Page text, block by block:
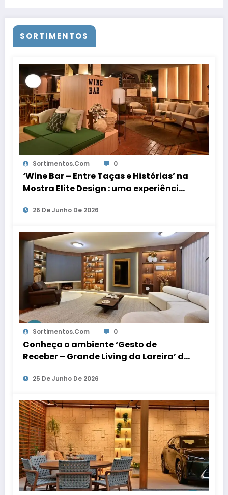
SORTIMENTOS
Sortimentos.com 0
‘Wine Bar – Entre Taças e Histórias’ na
Mostra Elite Design : uma experiência
sensorial de acolhimento, conexão e
celebração
26 De Junho De 2026
Sortimentos.com 0
Conheça o ambiente ‘Gesto de
Receber – Grande Living da Lareira’ da
Mostra Elite Design
25 De Junho De 2026